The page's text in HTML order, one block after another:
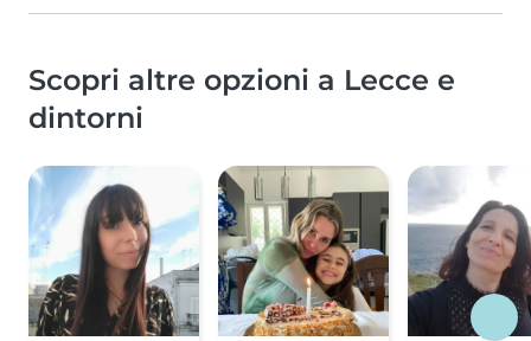
Scopri altre opzioni a Lecce e
dintorni